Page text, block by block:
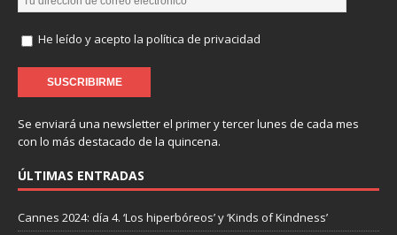
He leído y acepto la política de privacidad
Se enviará una newsletter el primer y tercer lunes de cada mes
con lo más destacado de la quincena.
ÚLTIMAS ENTRADAS
Cannes 2024: día 4. ‘Los hiperbóreos’ y ‘Kinds of Kindness’